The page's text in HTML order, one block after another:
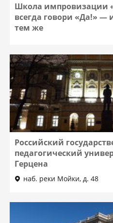
Школа импровизации
всегда говори «Да!» —
тем же
Российский
педагогический
Герцена
наб. реки Мойки, д. 48